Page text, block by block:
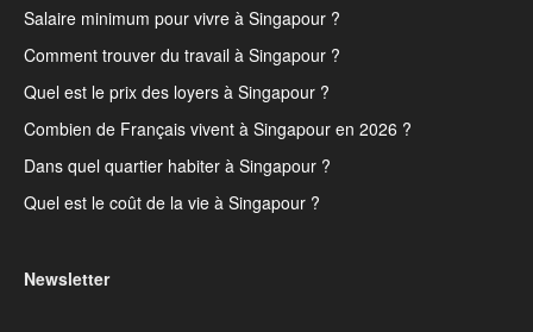
Salaire minimum pour vivre à Singapour ?
Comment trouver du travail à Singapour ?
Quel est le prix des loyers à Singapour ?
Combien de Français vivent à Singapour en 2026 ?
Dans quel quartier habiter à Singapour ?
Quel est le coût de la vie à Singapour ?
Newsletter